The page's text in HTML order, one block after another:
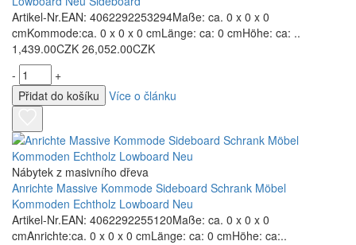
Artikel-Nr.EAN: 4062292253294Maße: ca. 0 x 0 x 0
cmKommode:ca. 0 x 0 x 0 cmLänge: ca: 0 cmHöhe: ca: ..
1,439.00CZK 26,052.00CZK
-
+
Přidat do košíku
Více o článku
Nábytek z masivního dřeva
Anrichte Massive Kommode Sideboard Schrank Möbel
Kommoden Echtholz Lowboard Neu
Artikel-Nr.EAN: 4062292255120Maße: ca. 0 x 0 x 0
cmAnrichte:ca. 0 x 0 x 0 cmLänge: ca: 0 cmHöhe: ca:..